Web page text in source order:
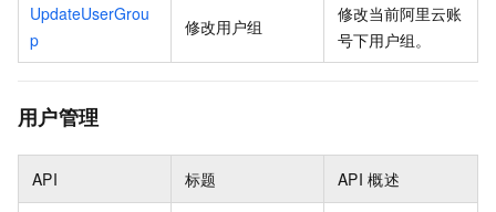
UpdateUserGrou
p
修改用户组
修改当前阿里云账
号下用户组。
用户管理
API 标题 API 概述